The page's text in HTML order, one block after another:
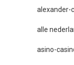
alexander-
alle
asino-